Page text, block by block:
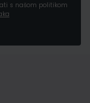
s našom politikom